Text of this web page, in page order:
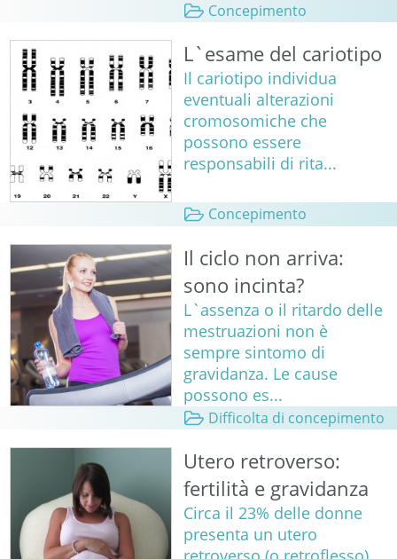
Concepimento
L`esame del cariotipo
Il cariotipo individua
eventuali alterazioni
cromosomiche che
possono essere
responsabili di rita...
Concepimento
Il ciclo non arriva:
sono incinta?
L`assenza o il ritardo delle
mestruazioni non è
sempre sintomo di
gravidanza. Le cause
possono es...
Difficolta di concepimento
Utero retroverso:
fertilità e gravidanza
Circa il 23% delle donne
presenta un utero